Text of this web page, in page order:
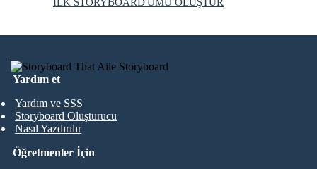
Yardım et
Yardım ve SSS
Storyboard Oluşturucu
Nasıl Yazdırılır
Öğretmenler İçin